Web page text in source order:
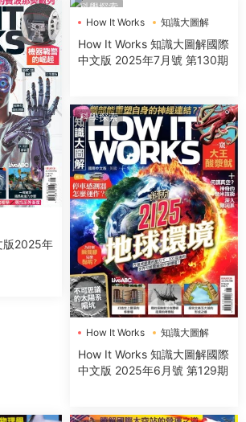
版2025年
科學探索
How It Works
知識大圖解
How It Works 知識大圖解國際
中文版 2025年7月號 第130期
科學探索
How It Works 知識大圖解
How It Works 知識大圖解國際
中文版 2025年6月號 第129期